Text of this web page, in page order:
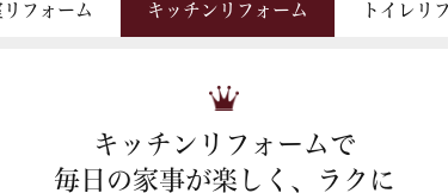
フォーム キッチンリフォーム トイレリ
キッチンリフォームで
毎日の家事が楽しく、ラクに